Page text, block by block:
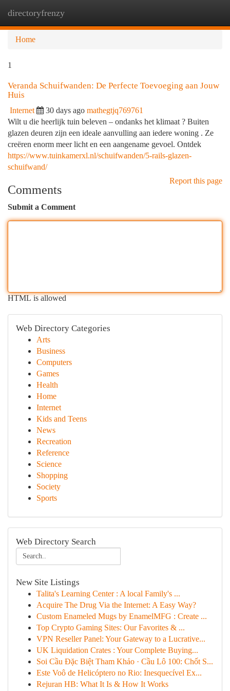
directoryfrenzy
Home
1
Veranda Schuifwanden: De Perfecte Toevoeging aan Jouw
Huis
Internet 30 days ago mathegtjq769761
Wilt u die heerlijk tuin beleven – ondanks het klimaat ? Buiten
glazen deuren zijn een ideale aanvulling aan iedere woning . Ze
creëren enorm meer licht en een aangename gevoel. Ontdek
https://www.tuinkamerxl.nl/schuifwanden/5-rails-glazen-
schuifwand/
Report this page
Comments
Submit a Comment
HTML is allowed
Web Directory Categories
Arts
Business
Computers
Games
Health
Home
Internet
Kids and Teens
News
Recreation
Reference
Science
Shopping
Society
Sports
Web Directory Search
New Site Listings
Talita's Learning Center : A local Family's ...
Acquire The Drug Via the Internet: A Easy Way?
Custom Enameled Mugs by EnamelMFG : Create ...
Top Crypto Gaming Sites: Our Favorites & ...
VPN Reseller Panel: Your Gateway to a Lucrative...
UK Liquidation Crates : Your Complete Buying...
Soi Cầu Đặc Biệt Tham Khảo · Cầu Lô 100: Chốt S...
Este Voô de Helicóptero no Rio: Inesquecível Ex...
Rejuran HB: What It Is & How It Works